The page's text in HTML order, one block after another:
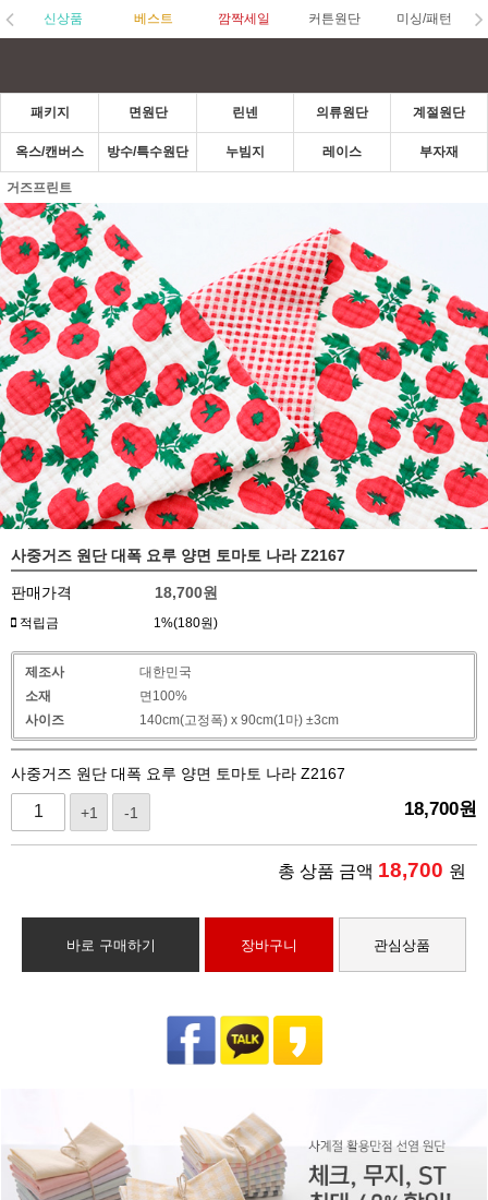
신상품 베스트 깜짝세일 커튼원단 미싱/패턴
패키지 면원단 린넨 의류원단 계절원단
옥스/캔버스 방수/특수원단 누빔지 레이스 부자재
거즈프린트
사중거즈 원단 대폭 요루 양면 토마토 나라 Z2167
판매가격 18,700원
적립금 1%(180원)
제조사
대한민국
소재
면100%
사이즈
140cm(고정폭) x 90cm(1마) ±3cm
사중거즈 원단 대폭 요루 양면 토마토 나라 Z2167
+1 -1 18,700원
총 상품 금액 18,700 원
바로 구매하기 장바구니 관심상품